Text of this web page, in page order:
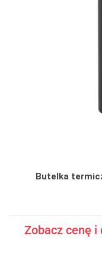
Butelka
Zobacz cenę i